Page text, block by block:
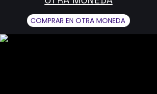
COMPRAR EN OTRA MONEDA